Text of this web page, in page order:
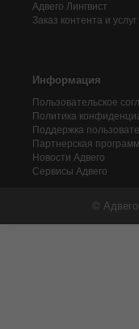
Адвего Лингвист
Заказ контента и услуг
Информация
Пользовательское
Политика
Поддержка
Партнерская
Новости Адвего
Сервисы Адвего
©